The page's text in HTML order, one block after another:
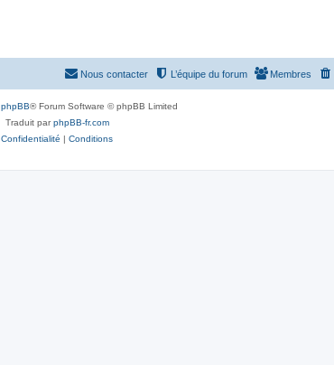
Membres
L’équipe du forum
Nous contacter
phpBB® Forum Software © phpBB Limited
Traduit parphpBB-fr.com
Confidentialité | Conditions